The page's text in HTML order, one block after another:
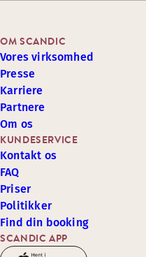
SCANDIC APP
KUNDESERVICE
Kontakt os
FAQ
Priser
Politikker
Find din booking
OM SCANDIC
Vores virksomhed
Presse
Karriere
Partnere
Om os